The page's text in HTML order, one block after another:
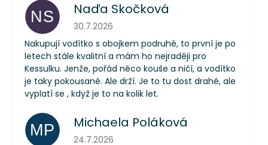
NS Naďa Skočková
Hodnocení obchodu je 5 z 5 hvězdiček.
30.7.2026
Nakupují vodítko s obojkem podruhé, to první je po
letech stále kvalitní a mám ho nejraději pro
Kessulku. Jenže, pořád něco kouše a ničí, a vodítko
je taky pokousané. Ale drží. Je to tu dost drahé, ale
vyplatí se , když je to na kolik let.
MP Michaela Poláková
Hodnocení obchodu je 5 z 5 hvězdiček.
24.7.2026